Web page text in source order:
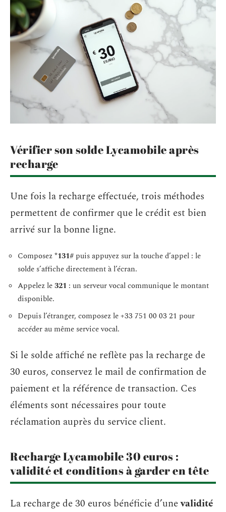
Vérifier son solde Lycamobile après
recharge
Une fois la recharge effectuée, trois méthodes
permettent de confirmer que le crédit est bien
arrivé sur la bonne ligne.
Composez*131# puis appuyez sur la touche d’appel : le
solde s’affiche directement à l’écran.
Appelez le321 : un serveur vocal communique le montant
disponible.
Depuis l’étranger, composez le +33 751 00 03 21 pour
accéder au même service vocal.
Si le solde affiché ne reflète pas la recharge de
30 euros, conservez le mail de confirmation de
paiement et la référence de transaction. Ces
éléments sont nécessaires pour toute
réclamation auprès du service client.
Recharge Lycamobile 30 euros :
validité et conditions à garder en tête
La recharge de 30 euros bénéficie d’unevalidité